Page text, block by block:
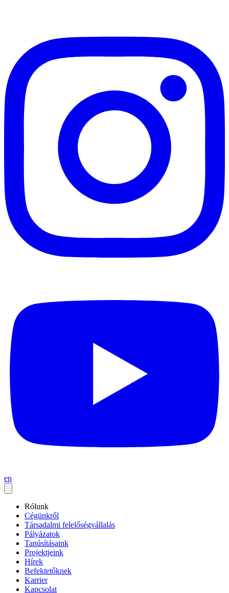
en
Rólunk
Cégünkről
Társadalmi felelőségvállalás
Pályázatok
Tanúsításaink
Projektjeink
Hírek
Befektetőknek
Karrier
Kapcsolat